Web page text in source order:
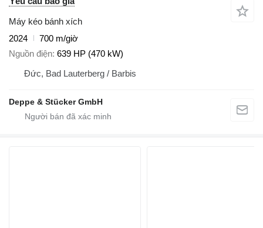
Máy kéo bánh xích
2024
700 m/giờ
Nguồn điện 639 HP (470 kW)
Đức, Bad Lauterberg / Barbis
Deppe & Stücker GmbH